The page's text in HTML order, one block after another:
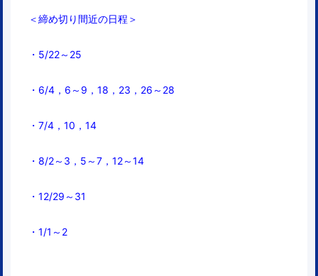
＜締め切り間近の日程＞
・5/22～25
・6/4，6～ 9，18，23，26～28
・7/4，10，14
・8/2～3，5～7，12～14
・12/29～31
・1/1～2